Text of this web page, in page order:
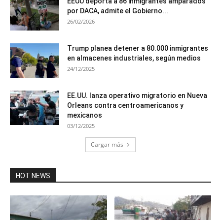
por DACA, admite el Gobierno...
26/02/2026
Trump planea detener a 80.000 inmigrantes
en almacenes industriales, según medios
24/12/2025
EE.UU. lanza operativo migratorio en Nueva
Orleans contra centroamericanos y
mexicanos
03/12/2025
Cargar más
HOT NEWS